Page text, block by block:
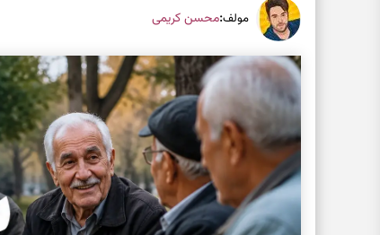
مولف:محسن کریمی